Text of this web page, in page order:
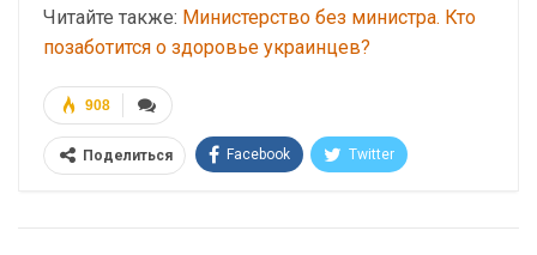
Читайте также: Министерство без министра. Кто
позаботится о здоровье украинцев?
908
Поделиться Facebook Twitter